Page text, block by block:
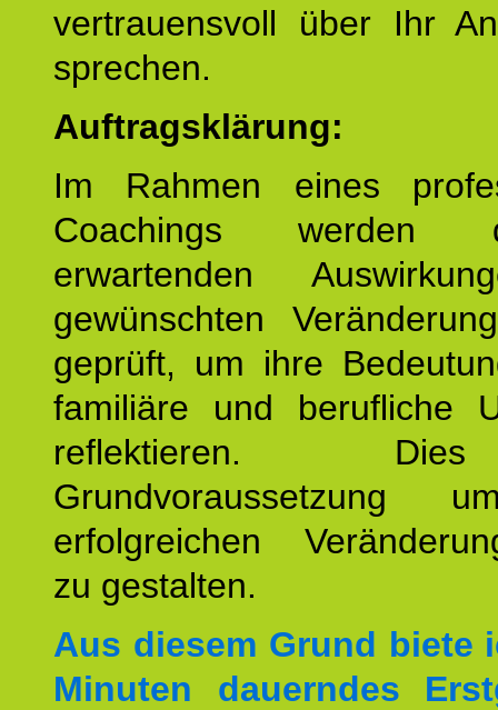
vertrauensvoll über Ihr
sprechen.
Auftragsklärung:
Im Rahmen eines
Coachings
erwartenden
gewünschten
geprüft, um ihre
familiäre und berufliche
reflektieren.
Grundvoraussetzung
erfolgreichen
zu gestalten.
Aus diesem Grund biete
Minuten dauerndes